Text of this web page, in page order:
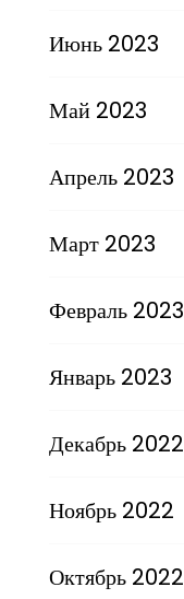
Июнь 2023
Май 2023
Апрель 2023
Март 2023
Февраль 2023
Январь 2023
Декабрь 2022
Ноябрь 2022
Октябрь 2022